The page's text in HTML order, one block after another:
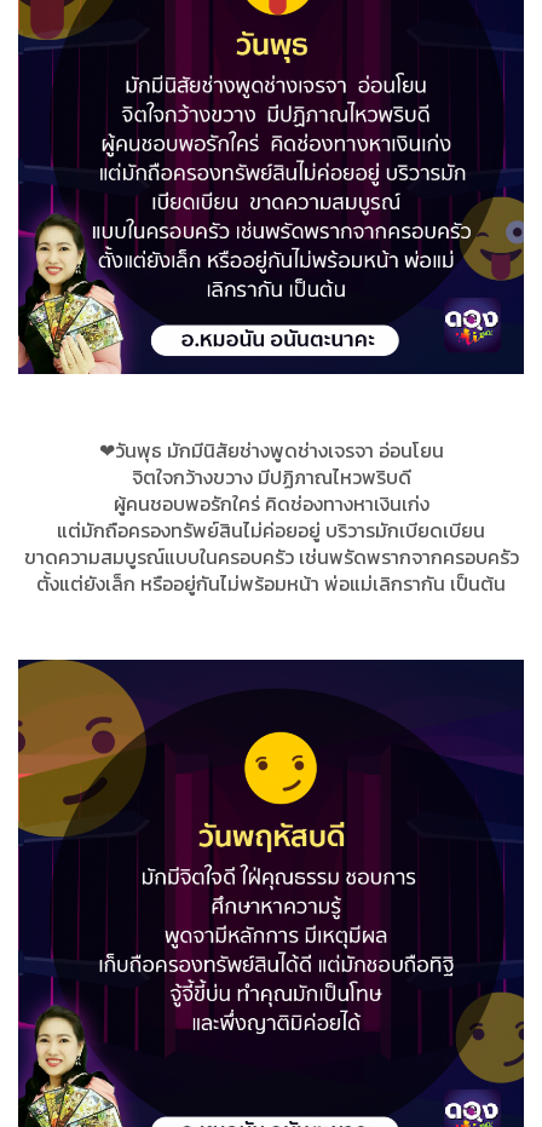
❤วันพุธ มักมีนิสัยช่างพูดช่างเจรจา อ่อนโยน
จิตใจกว้างขวาง มีปฏิภาณไหวพริบดี
ผู้คนชอบพอรักใคร่ คิดช่องทางหาเงินเก่ง
แต่มักถือครองทรัพย์สินไม่ค่อยอยู่ บริวารมักเบียดเบียน
ขาดความสมบูรณ์แบบในครอบครัว เช่นพรัดพรากจากครอบครัว
ตั้งแต่ยังเล็ก หรืออยู่กันไม่พร้อมหน้า พ่อแม่เลิกรากัน เป็นต้น